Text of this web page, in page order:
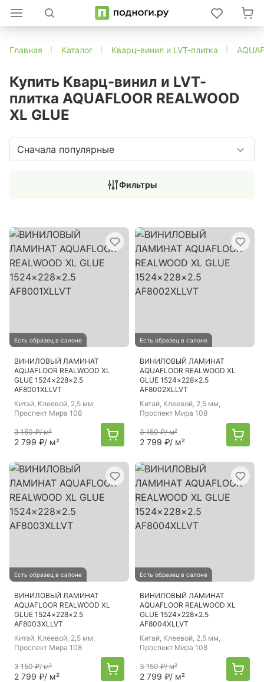
Главная Каталог Кварц-винил и LVT-плитка
Купить Кварц-винил и LVT-
плитка AQUAFLOOR REALWOOD
XL GLUE
Сначала популярные
Фильтры
Есть образец в салоне
ВИНИЛОВЫЙ ЛАМИНАТ
AQUAFLOOR REALWOOD XL
GLUE 1524×228×2.5
AF8001XLLVT
Китай, Клеевой, 2,5 мм,
Проспект Мира 108
3 150 ₽/ м²
2 799 ₽/ м²
Есть образец в салоне
ВИНИЛОВЫЙ ЛАМИНАТ
AQUAFLOOR REALWOOD XL
GLUE 1524×228×2.5
AF8002XLLVT
Китай, Клеевой, 2,5 мм,
Проспект Мира 108
3 150 ₽/ м²
2 799 ₽/ м²
Есть образец в салоне
ВИНИЛОВЫЙ ЛАМИНАТ
AQUAFLOOR REALWOOD XL
GLUE 1524×228×2.5
AF8003XLLVT
Китай, Клеевой, 2,5 мм,
Проспект Мира 108
3 150 ₽/ м²
2 799 ₽/ м²
Есть образец в салоне
ВИНИЛОВЫЙ ЛАМИНАТ
AQUAFLOOR REALWOOD XL
GLUE 1524×228×2.5
AF8004XLLVT
Китай, Клеевой, 2,5 мм,
Проспект Мира 108
3 150 ₽/ м²
2 799 ₽/ м²